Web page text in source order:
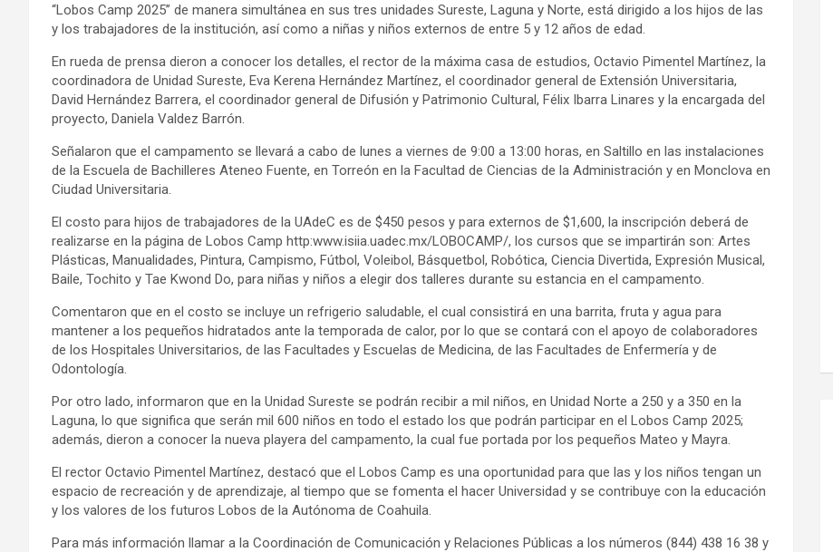
“Lobos Camp 2025” de manera simultánea en sus tres unidades Sureste, Laguna y Norte, está dirigido a los hijos de las
y los trabajadores de la institución, así como a niñas y niños externos de entre 5 y 12 años de edad.
En rueda de prensa dieron a conocer los detalles, el rector de la máxima casa de estudios, Octavio Pimentel Martínez, la
coordinadora de Unidad Sureste, Eva Kerena Hernández Martínez, el coordinador general de Extensión Universitaria,
David Hernández Barrera, el coordinador general de Difusión y Patrimonio Cultural, Félix Ibarra Linares y la encargada del
proyecto, Daniela Valdez Barrón.
Señalaron que el campamento se llevará a cabo de lunes a viernes de 9:00 a 13:00 horas, en Saltillo en las instalaciones
de la Escuela de Bachilleres Ateneo Fuente, en Torreón en la Facultad de Ciencias de la Administración y en Monclova en
Ciudad Universitaria.
El costo para hijos de trabajadores de la UAdeC es de $450 pesos y para externos de $1,600, la inscripción deberá de
realizarse en la página de Lobos Camp http:www.isiia.uadec.mx/LOBOCAMP/, los cursos que se impartirán son: Artes
Plásticas, Manualidades, Pintura, Campismo, Fútbol, Voleibol, Básquetbol, Robótica, Ciencia Divertida, Expresión Musical,
Baile, Tochito y Tae Kwond Do, para niñas y niños a elegir dos talleres durante su estancia en el campamento.
Comentaron que en el costo se incluye un refrigerio saludable, el cual consistirá en una barrita, fruta y agua para
mantener a los pequeños hidratados ante la temporada de calor, por lo que se contará con el apoyo de colaboradores
de los Hospitales Universitarios, de las Facultades y Escuelas de Medicina, de las Facultades de Enfermería y de
Odontología.
Por otro lado, informaron que en la Unidad Sureste se podrán recibir a mil niños, en Unidad Norte a 250 y a 350 en la
Laguna, lo que significa que serán mil 600 niños en todo el estado los que podrán participar en el Lobos Camp 2025;
además, dieron a conocer la nueva playera del campamento, la cual fue portada por los pequeños Mateo y Mayra.
El rector Octavio Pimentel Martínez, destacó que el Lobos Camp es una oportunidad para que las y los niños tengan un
espacio de recreación y de aprendizaje, al tiempo que se fomenta el hacer Universidad y se contribuye con la educación
y los valores de los futuros Lobos de la Autónoma de Coahuila.
Para más información llamar a la Coordinación de Comunicación y Relaciones Públicas a los números (844) 438 16 38 y